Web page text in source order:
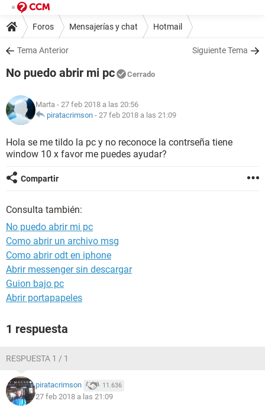
Foros Mensajerías y chat Hotmail
Tema Anterior Siguiente Tema
No puedo abrir mi pc Cerrado
Marta - 27 feb 2018 a las 20:56
piratacrimson - 27 feb 2018 a las 21:09
Hola se me tildo la pc y no reconoce la contrseña tiene
window 10 x favor me puedes ayudar?
Compartir
Consulta también:
No puedo abrir mi pc
Como abrir un archivo msg
Como abrir odt en iphone
Abrir messenger sin descargar
Guion bajo pc
Abrir portapapeles
1 respuesta
RESPUESTA 1 / 1
piratacrimson 11.636
27 feb 2018 a las 21:09